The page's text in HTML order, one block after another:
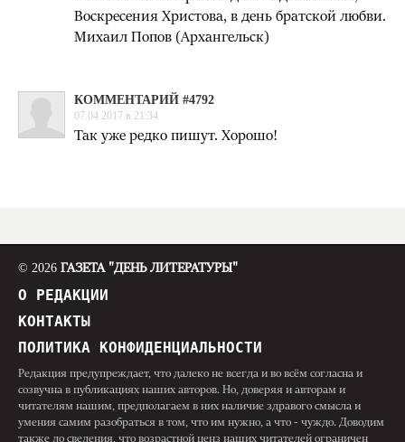
Воскресения Христова, в день братской любви.
Михаил Попов (Архангельск)
КОММЕНТАРИЙ #4792
07.04.2017 в 21:34
Так уже редко пишут. Хорошо!
© 2026 ГАЗЕТА "ДЕНЬ ЛИТЕРАТУРЫ"
О РЕДАКЦИИ
КОНТАКТЫ
ПОЛИТИКА КОНФИДЕНЦИАЛЬНОСТИ
Редакция предупреждает, что далеко не всегда и во всём согласна и
созвучна в публикациях наших авторов. Но, доверяя и авторам и
читателям нашим, предполагаем в них наличие здравого смысла и
умения самим разобраться в том, что им нужно, а что - чуждо. Доводим
также до сведения, что возрастной ценз наших читателей ограничен